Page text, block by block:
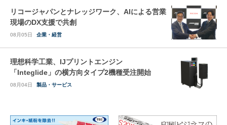
リコージャパンとナレッジワーク、AIによる営業
現場のDX支援で共創
08月05日 企業・経営
理想科学工業、IJプリントエンジン
「Integlide」の横方向タイプ2機種受注開始
08月04日 製品・サービス